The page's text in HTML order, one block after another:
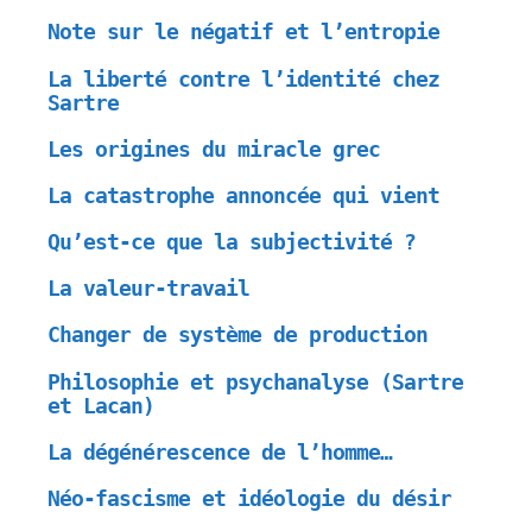
Note sur le négatif et l’entropie
La liberté contre l’identité chez
Sartre
Les origines du miracle grec
La catastrophe annoncée qui vient
Qu’est-ce que la subjectivité ?
La valeur-travail
Changer de système de production
Philosophie et psychanalyse (Sartre
et Lacan)
La dégénérescence de l’homme…
Néo-fascisme et idéologie du désir